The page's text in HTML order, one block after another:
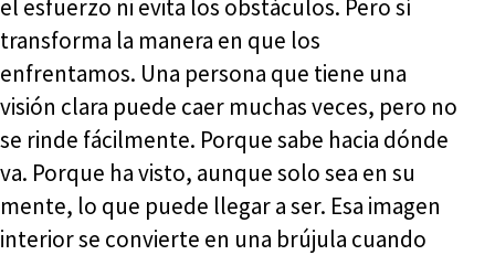
el esfuerzo ni evita los obstáculos. Pero sí
transforma la manera en que los
enfrentamos. Una persona que tiene una
visión clara puede caer muchas veces, pero no
se rinde fácilmente. Porque sabe hacia dónde
va. Porque ha visto, aunque solo sea en su
mente, lo que puede llegar a ser. Esa imagen
interior se convierte en una brújula cuando